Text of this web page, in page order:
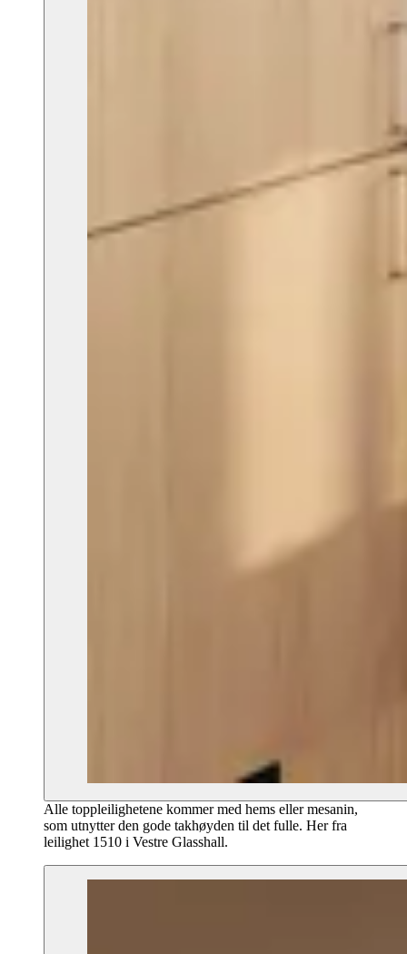
Alle toppleilighetene kommer med hems eller mesanin,
som utnytter den gode takhøyden til det fulle. Her fra
leilighet 1510 i Vestre Glasshall.